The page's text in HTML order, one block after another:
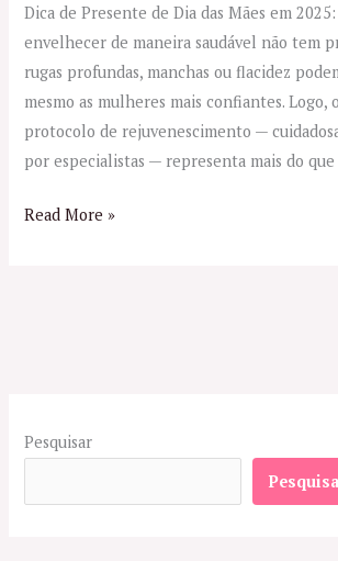
Dica de Presente de Dia das Mães em
envelhecer de maneira saudável não tem
rugas profundas, manchas ou flacidez
mesmo as mulheres mais confiantes. Logo,
protocolo de rejuvenescimento —
por especialistas — representa mais do
Read More »
Pesquisar